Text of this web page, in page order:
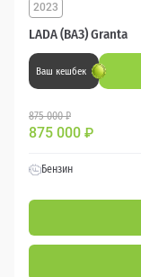
LADA (ВАЗ) Granta
2023
Ваш кешбек
875 000 ₽
875 000 ₽
Бензин